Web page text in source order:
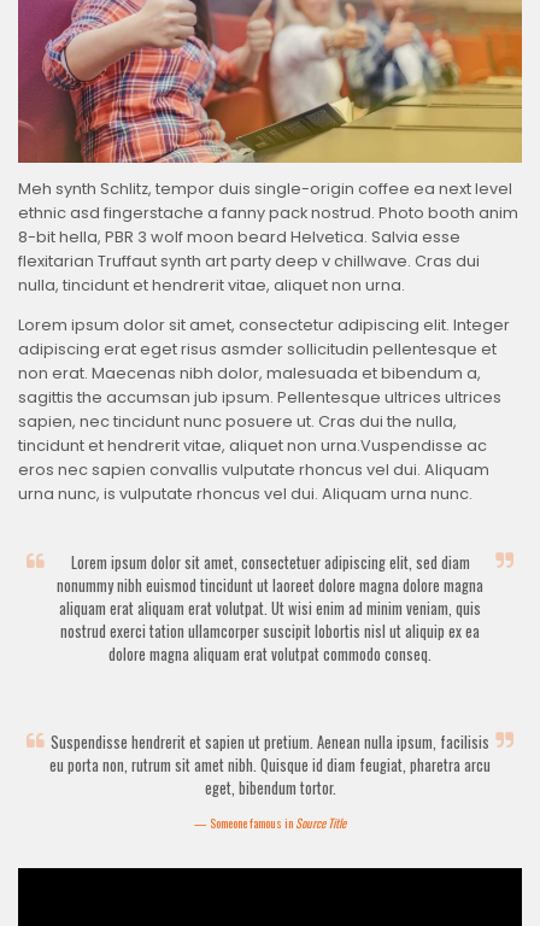
Meh synth Schlitz, tempor duis single-origin coffee ea next level
ethnic asd fingerstache a fanny pack nostrud. Photo booth anim
8-bit hella, PBR 3 wolf moon beard Helvetica. Salvia esse
flexitarian Truffaut synth art party deep v chillwave. Cras dui
nulla, tincidunt et hendrerit vitae, aliquet non urna.
Lorem ipsum dolor sit amet, consectetur adipiscing elit. Integer
adipiscing erat eget risus asmder sollicitudin pellentesque et
non erat. Maecenas nibh dolor, malesuada et bibendum a,
sagittis the accumsan jub ipsum. Pellentesque ultrices ultrices
sapien, nec tincidunt nunc posuere ut. Cras dui the nulla,
tincidunt et hendrerit vitae, aliquet non urna.Vuspendisse ac
eros nec sapien convallis vulputate rhoncus vel dui. Aliquam
urna nunc, is vulputate rhoncus vel dui. Aliquam urna nunc.
Lorem ipsum dolor sit amet, consectetuer adipiscing elit, sed diam
nonummy nibh euismod tincidunt ut laoreet dolore magna dolore magna
aliquam erat aliquam erat volutpat. Ut wisi enim ad minim veniam, quis
nostrud exerci tation ullamcorper suscipit lobortis nisl ut aliquip ex ea
dolore magna aliquam erat volutpat commodo conseq.
Suspendisse hendrerit et sapien ut pretium. Aenean nulla ipsum, facilisis
eu porta non, rutrum sit amet nibh. Quisque id diam feugiat, pharetra arcu
eget, bibendum tortor.
Someone famous in Source Title